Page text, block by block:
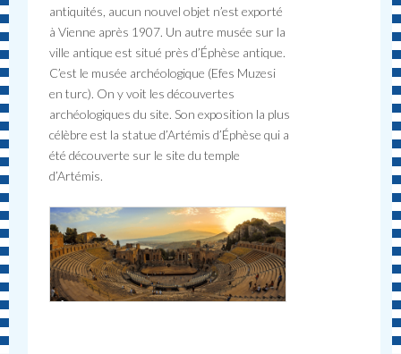
antiquités, aucun nouvel objet n’est exporté
à Vienne après 1907. Un autre musée sur la
ville antique est situé près d’Éphèse antique.
C’est le musée archéologique (Efes Muzesi
en turc). On y voit les découvertes
archéologiques du site. Son exposition la plus
célèbre est la statue d’Artémis d’Éphèse qui a
été découverte sur le site du temple
d’Artémis.